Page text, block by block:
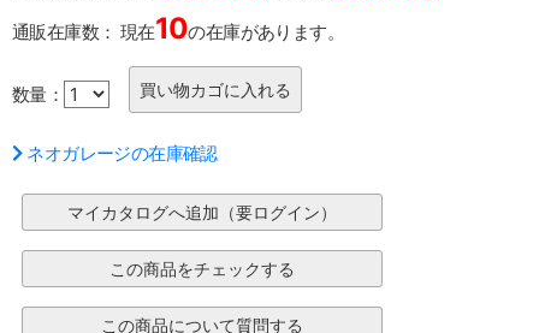
通販在庫数： 現在10の在庫があります。
数量：
ネオガレージの在庫確認